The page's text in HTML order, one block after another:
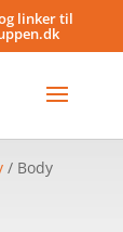
linker til
/ Body